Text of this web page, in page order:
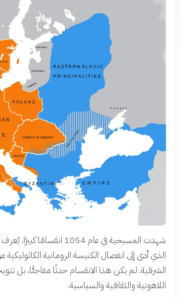
شهدت المسيحية في عام 1054
الذي أدى إلى انفصال الكنيسة الرومانية
الشرقية. لم يكن هذا الانقسام حدثًا مفاجئًا، بل
اللاهوتية والثقافية والسياسية.